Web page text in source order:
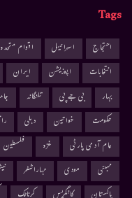
Tags
احتجاج اسرائیل اقوام متحدہ
انتخابات
اپوزیشن ایران
بہار
بی جے پی تلنگانہ
حکومت
خواتین دہلی
عام آدمی پارٹی
غزہ فلسطین
ممبئی
مودی مہاراشٹر